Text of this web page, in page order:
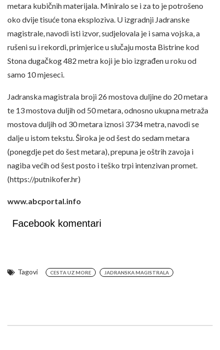
metara kubičnih materijala. Miniralo se i za to je potrošeno
oko dvije tisuće tona eksploziva. U izgradnji Jadranske
magistrale, navodi isti izvor, sudjelovala je i sama vojska, a
rušeni su i rekordi, primjerice u slučaju mosta Bistrine kod
Stona dugačkog 482 metra koji je bio izgrađen u roku od
samo 10 mjeseci.
Jadranska magistrala broji 26 mostova duljine do 20 metara
te 13 mostova duljih od 50 metara, odnosno ukupna metraža
mostova duljih od 30 metara iznosi 3734 metra, navodi se
dalje u istom tekstu. Široka je od šest do sedam metara
(ponegdje pet do šest metara), prepuna je oštrih zavoja i
nagiba većih od šest posto i teško trpi intenzivan promet.
(https://putnikofer.hr)
www.abcportal.info
Facebook komentari
Tagovi CESTA UZ MORE JADRANSKA MAGISTRALA